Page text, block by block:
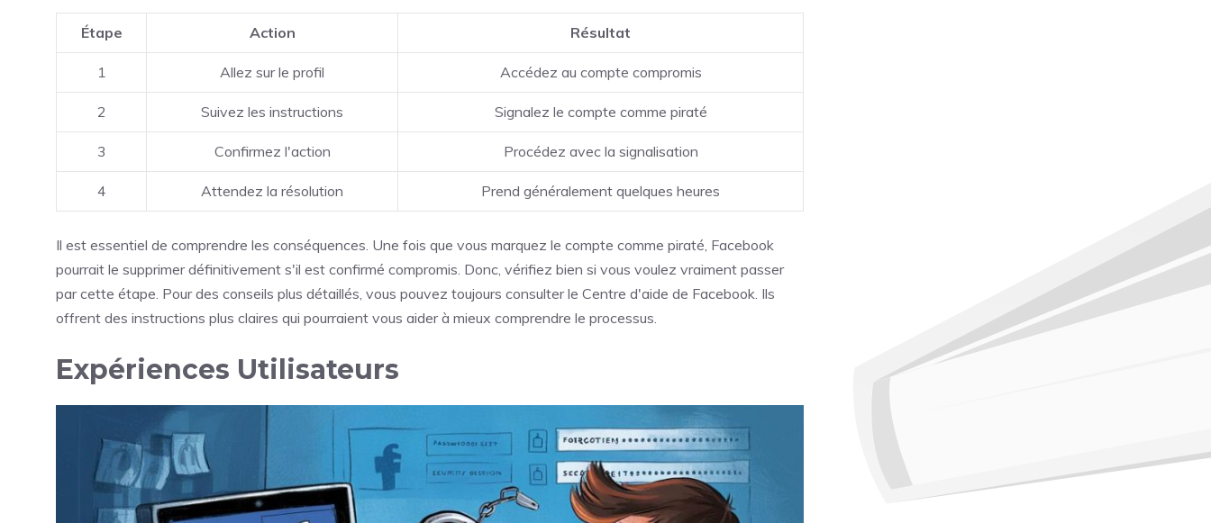
Étape Action Résultat
1 Allez sur le profil Accédez au compte compromis
2 Suivez les instructions Signalez le compte comme piraté
3 Confirmez l'action Procédez avec la signalisation
4 Attendez la résolution Prend généralement quelques heures
Il est essentiel de comprendre les conséquences. Une fois que vous marquez le compte comme piraté, Facebook
pourrait le supprimer définitivement s'il est confirmé compromis. Donc, vérifiez bien si vous voulez vraiment passer
par cette étape. Pour des conseils plus détaillés, vous pouvez toujours consulter le Centre d'aide de Facebook. Ils
offrent des instructions plus claires qui pourraient vous aider à mieux comprendre le processus.
Expériences Utilisateurs